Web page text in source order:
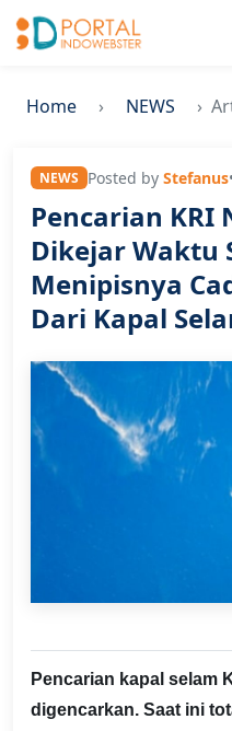
Home NEWS
NEWS Posted by Stefanus•
Pencarian KRI
Dikejar Waktu
Menipisnya
Dari Kapal
Pencarian kapal selam
digencarkan. Saat ini